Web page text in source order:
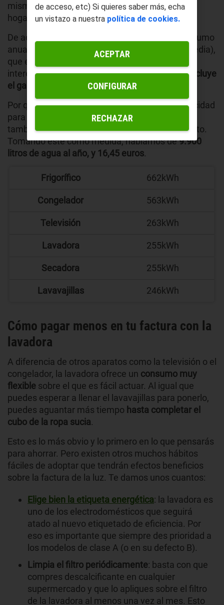
mismo: está muy presente en la mayoría de
hogares.
De acuerdo con la compañía, esta tiene un consumo
anual de
(bastante por debajo de la media),
que en dinero se traduce a
interesante del cálculo es que Bosch ademásincluye
el gasto en agua
Por que claro, no olvides que además de electricidad
para generar movimiento y calentar el agua,
también está utilizando el propio líquido elemento.
Tomando este como medida, hablamos de9.900
litros de agua al año, y 16,45 euros.
Frigorífico 662kWh
Congelador 563kWh
Televisión 263kWh
Lavadora 255kWh
Secadora 255kWh
Lavavajillas 246kWh
Cómo pagar menos en tu factura con la
lavadora
A diferencia de otros aparatos como la televisión o el
congelador, la lavadora ofrece un consumo muy
flexible sobre el que es fácil actuar. Al igual que
puedes esperar a llenar el lavavajillas para ponerlo,
puedes aguantar más tiempo hasta completar el
cubo de la ropa sucia.
Esto es lo más obvio y lo primero en lo que pensarás
para ahorrar. Pero existen otros muchos hábitos
fáciles de adoptar que tendrán efectos beneficios
sobre la factura de la luz. Te damos unos cuantos:
Elige bien la etiqueta energética: la lavadora es
uno de los electrodomésticos que seguirá
atado al nuevo etiquetado de eficiencia. Por
eso es importante que siempre des prioridad a
los modelos de clase A (o en su defecto B).
Limpia el filtro periódicamente: basta con que
compres descalcificante en cualquier
supermercado y que lo apliques sobre el filtro
de la lavadora al menos una vez al mes. Esto
de acceso, etc) Si quieres saber más, echa
un vistazo a nuestra política de cookies.
CONFIGURAR
RECHAZAR
ACEPTAR